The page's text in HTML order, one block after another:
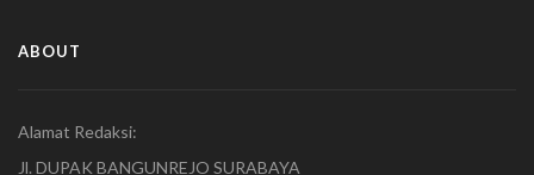
ABOUT
Alamat Redaksi:
Jl. DUPAK BANGUNREJO SURABAYA